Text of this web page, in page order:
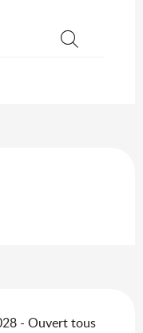
- Ouvert tous